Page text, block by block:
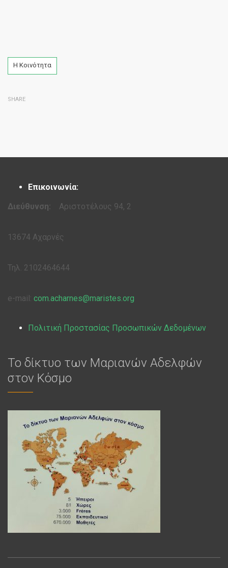
Tags
Η Κοινότητα
SHARE
Επικοινωνία:
Διεύθυνση: Αριστοτέλους 94, 2
13674 Αχαρνές
Τηλ. 2102464644
e-mail: com.acharnes@maristes.org
Πολιτική Προστασίας Προσωπικών Δεδομένων
Το δίκτυο των Μαριανών Αδελφών
στον Κόσμο